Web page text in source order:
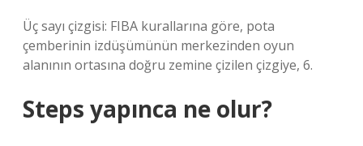
Üç sayı çizgisi: FIBA ​​kurallarına göre, pota
çemberinin izdüşümünün merkezinden oyun
alanının ortasına doğru zemine çizilen çizgiye, 6.
Steps yapınca ne olur?